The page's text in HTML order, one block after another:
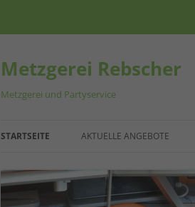
Metzgerei Rebscher
Metzgerei und Partyservice
STARTSEITE AKTUELLE ANGEBOTE